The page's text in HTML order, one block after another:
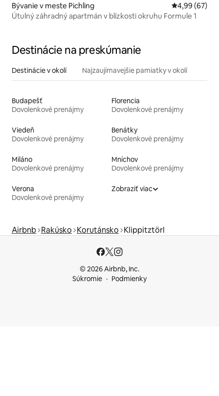
Bývanie v meste Pichling Priemerné
4,99 (67)
Útulný záhradný apartmán v blízkosti okruhu Formule 1
Destinácie na preskúmanie
Destinácie v okolí Najzaujímavejšie pamiatky v okolí
Budapešť
Dovolenkové prenájmy
Florencia
Dovolenkové prenájmy
Viedeň
Dovolenkové prenájmy
Benátky
Dovolenkové prenájmy
Miláno
Dovolenkové prenájmy
Mníchov
Dovolenkové prenájmy
Verona
Dovolenkové prenájmy
Zobraziť viac
Airbnb Rakúsko Korutánsko Klippitztörl
© 2026 Airbnb, Inc.
Súkromie
Podmienky